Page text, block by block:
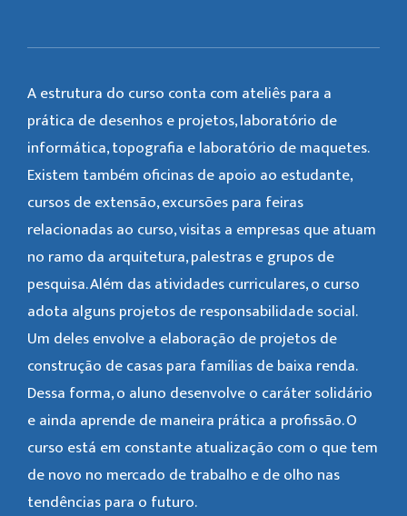
A estrutura do curso conta com ateliês para a
prática de desenhos e projetos, laboratório de
informática, topografia e laboratório de maquetes.
Existem também oficinas de apoio ao estudante,
cursos de extensão, excursões para feiras
relacionadas ao curso, visitas a empresas que atuam
no ramo da arquitetura, palestras e grupos de
pesquisa. Além das atividades curriculares, o curso
adota alguns projetos de responsabilidade social.
Um deles envolve a elaboração de projetos de
construção de casas para famílias de baixa renda.
Dessa forma, o aluno desenvolve o caráter solidário
e ainda aprende de maneira prática a profissão. O
curso está em constante atualização com o que tem
de novo no mercado de trabalho e de olho nas
tendências para o futuro.